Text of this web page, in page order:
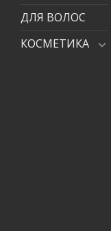
ДЛЯ ВОЛОС
КОСМЕТИКА